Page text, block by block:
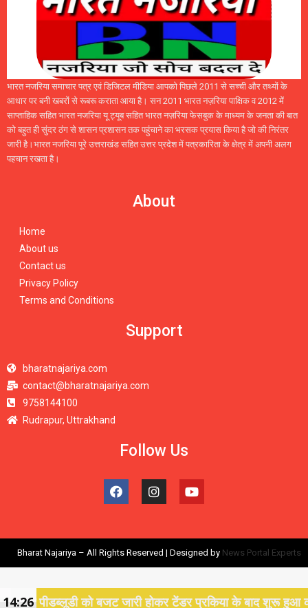
भारत नजरिया समाचार पत्र एवं डिजिटल मीडिया आपको पिछले 2011 से सच्ची और तथ्यों के
आधार पर बनी खबरों से रूबरू कराता आया है। सन 2011 भारत नज़रिया पाक्षिक व 2012 में
साप्ताहिक सहित भारत नजरिया यू ट्यूब सहित भारत नज़रिया फेसबुक के माध्यम के जनता की बात
को बहुत ही सुंदर ठंग से शासन प्रशासन तक पहुंचाने का भरसक प्रयास किया है जो की निरंतर
जारी है।भारत नजरिया पूरे उत्तराखंड सहित उत्तर प्रदेश में पत्रकारिता के क्षेत्र में अपनी अलग
पहचान रखता है।
About
Home
About us
Contact us
Privacy Policy
Terms and Conditions
Support
bharatnajariya.com
contact@bharatnajariya.com
9758144100
Rudrapur, Uttrakhand
Follow Us
Bharat Najariya – All Rights Reserved | Designed by News Portal Experts
को बजट जारी होकर टेंडर प्रकिया के बाद शुरू हुआ काशीपुर
14:26